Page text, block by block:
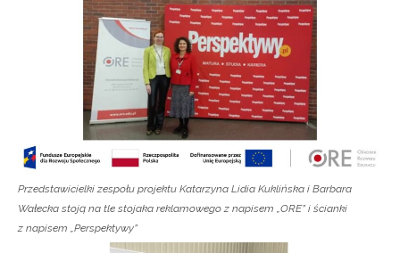
Przedstawicielki zespołu projektu Katarzyna Lidia Kuklińska i Barbara
Wałecka stoją na tle stojaka reklamowego z napisem „ORE” i ścianki
z napisem „Perspektywy”